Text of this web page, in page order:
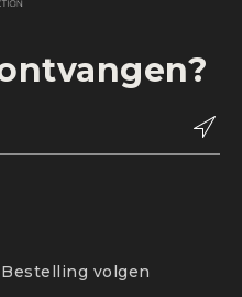
Bestelling volgen